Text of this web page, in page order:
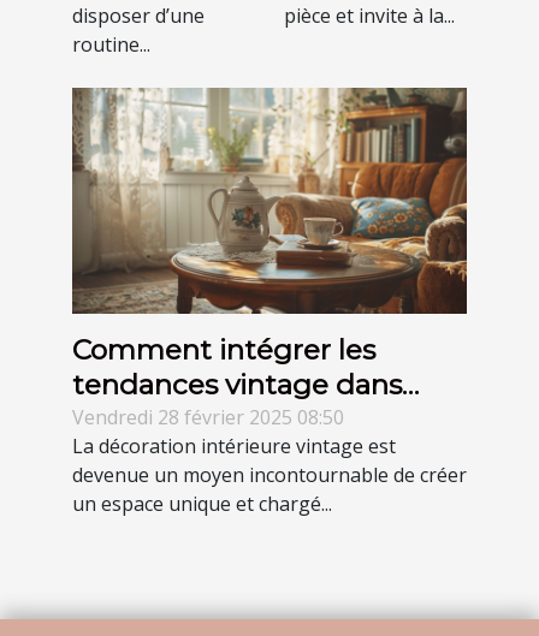
disposer d’une
routine...
pièce et invite à la...
Comment intégrer les
tendances vintage dans
votre décoration intérieure
Vendredi 28 février 2025 08:50
La décoration intérieure vintage est
devenue un moyen incontournable de créer
un espace unique et chargé...